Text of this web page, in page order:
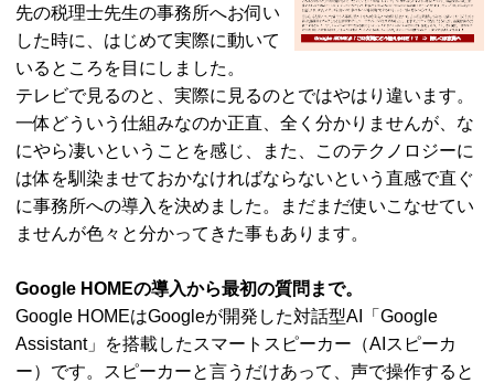
先の税理士先生の事務所へお伺い
した時に、はじめて実際に動いて
いるところを目にしました。
テレビで見るのと、実際に見るのとではやはり違います。
一体どういう仕組みなのか正直、全く分かりませんが、な
にやら凄いということを感じ、また、このテクノロジーに
は体を馴染ませておかなければならないという直感で直ぐ
に事務所への導入を決めました。まだまだ使いこなせてい
ませんが色々と分かってきた事もあります。
Google HOMEの導入から最初の質問まで。
Google HOMEはGoogleが開発した対話型AI「Google
Assistant」を搭載したスマートスピーカー（AIスピーカ
ー）です。スピーカーと言うだけあって、声で操作すると